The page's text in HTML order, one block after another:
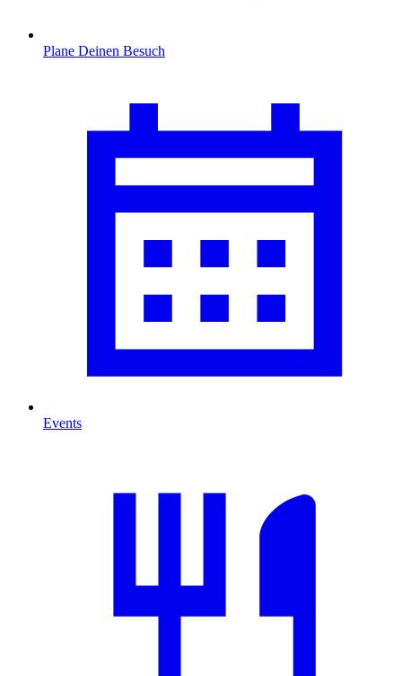
Plane Deinen Besuch
Events